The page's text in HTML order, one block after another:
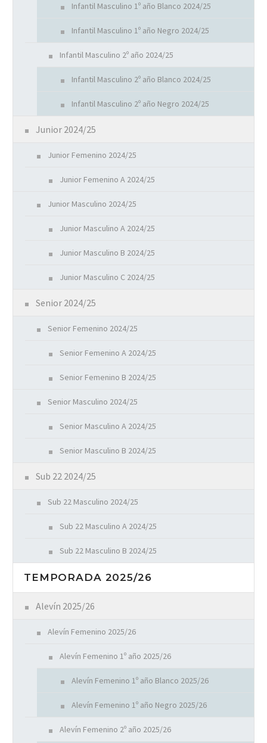
Infantil Masculino 1º año Blanco 2024/25
Infantil Masculino 1º año Negro 2024/25
Infantil Masculino 2º año 2024/25
Infantil Masculino 2º año Blanco 2024/25
Infantil Masculino 2º año Negro 2024/25
Junior 2024/25
Junior Femenino 2024/25
Junior Femenino A 2024/25
Junior Masculino 2024/25
Junior Masculino A 2024/25
Junior Masculino B 2024/25
Junior Masculino C 2024/25
Senior 2024/25
Senior Femenino 2024/25
Senior Femenino A 2024/25
Senior Femenino B 2024/25
Senior Masculino 2024/25
Senior Masculino A 2024/25
Senior Masculino B 2024/25
Sub 22 2024/25
Sub 22 Masculino 2024/25
Sub 22 Masculino A 2024/25
Sub 22 Masculino B 2024/25
TEMPORADA 2025/26
Alevín 2025/26
Alevín Femenino 2025/26
Alevín Femenino 1º año 2025/26
Alevín Femenino 1º año Blanco 2025/26
Alevín Femenino 1º año Negro 2025/26
Alevín Femenino 2º año 2025/26